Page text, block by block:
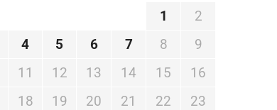
1
2
4 5 6 7 8
9
11 12 13 14 15
16
18 19 20 21 22
23